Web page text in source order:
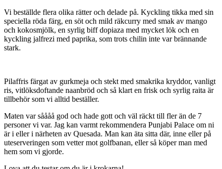
Vi beställde flera olika rätter och delade på. Kyckling tikka med sin
speciella röda färg, en söt och mild räkcurry med smak av mango
och kokosmjölk, en syrlig biff dopiaza med mycket lök och en
kyckling jalfrezi med paprika, som trots chilin inte var brännande
stark.
Pilaffris färgat av gurkmeja och stekt med smakrika kryddor, vanligt
ris, vitlöksdoftande naanbröd och så klart en frisk och syrlig raita är
tillbehör som vi alltid beställer.
Maten var såååå god och hade gott och väl räckt till fler än de 7
personer vi var. Jag kan varmt rekommendera Punjabi Palace om ni
är i eller i närheten av Quesada. Man kan äta sitta där, inne eller på
uteserveringen som vetter mot golfbanan, eller så köper man med
hem som vi gjorde.